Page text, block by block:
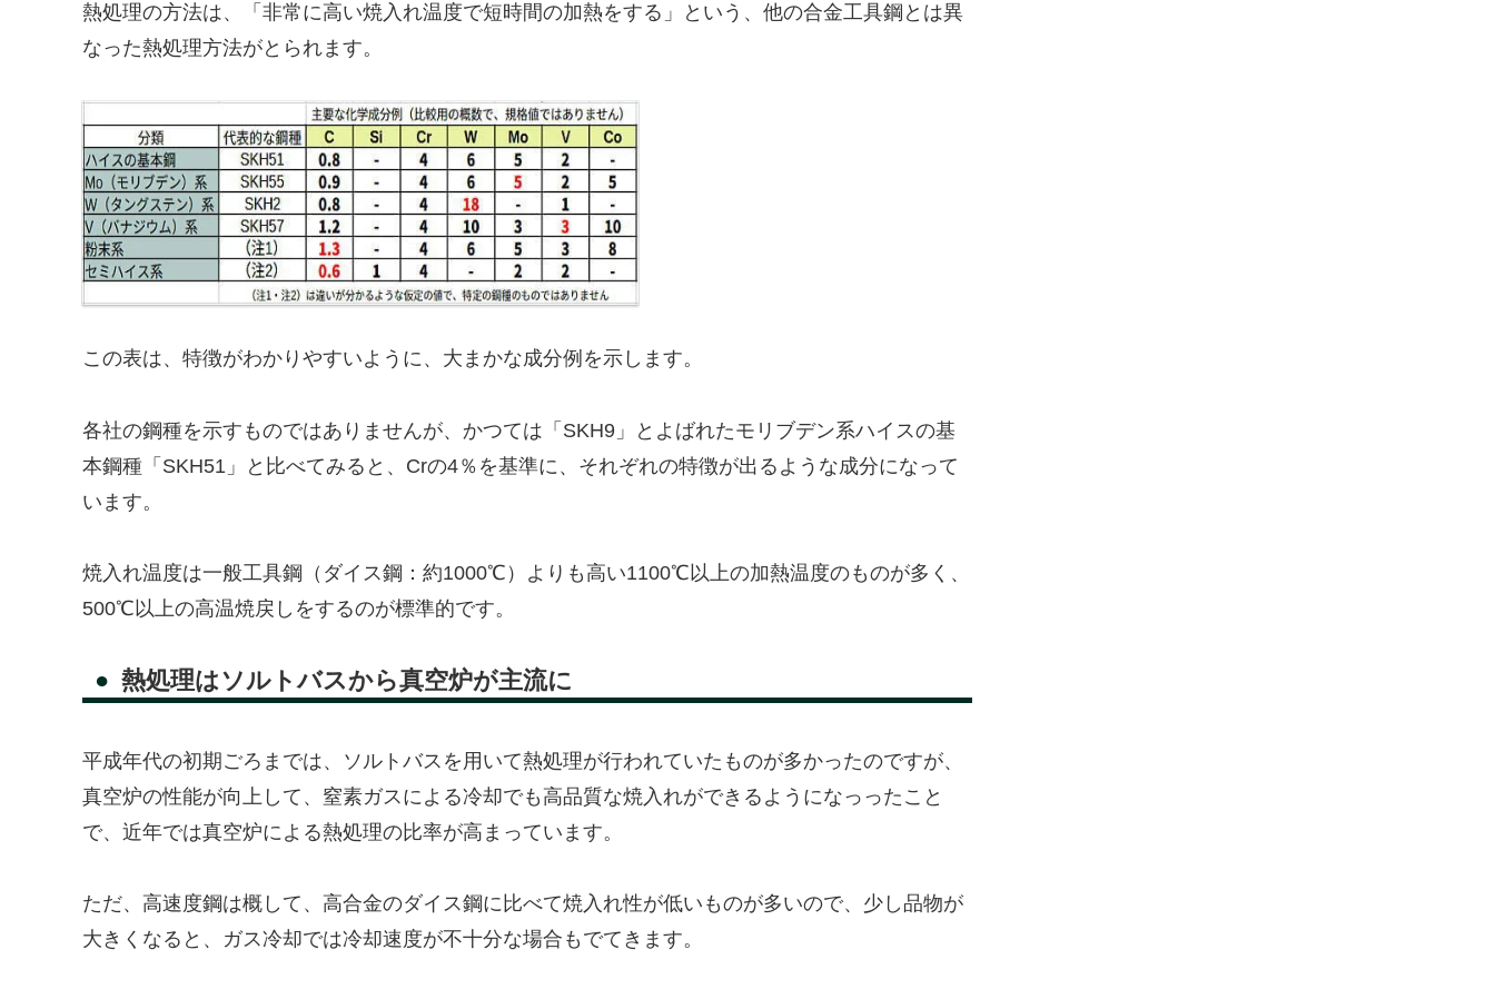
熱処理の方法は、「非常に高い焼入れ温度で短時間の加熱をする」という、他の合金工具鋼とは異
なった熱処理方法がとられます。
この表は、特徴がわかりやすいように、大まかな成分例を示します。
各社の鋼種を示すものではありませんが、かつては「SKH9」とよばれたモリブデン系ハイスの基
本鋼種「SKH51」と比べてみると、Crの4％を基準に、それぞれの特徴が出るような成分になって
います。
焼入れ温度は一般工具鋼（ダイス鋼：約1000℃）よりも高い1100℃以上の加熱温度のものが多く、
500℃以上の高温焼戻しをするのが標準的です。
熱処理はソルトバスから真空炉が主流に
平成年代の初期ごろまでは、ソルトバスを用いて熱処理が行われていたものが多かったのですが、
真空炉の性能が向上して、窒素ガスによる冷却でも高品質な焼入れができるようになっったこと
で、近年では真空炉による熱処理の比率が高まっています。
ただ、高速度鋼は概して、高合金のダイス鋼に比べて焼入れ性が低いものが多いので、少し品物が
大きくなると、ガス冷却では冷却速度が不十分な場合もでてきます。